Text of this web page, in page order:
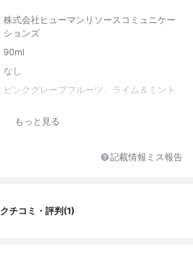
株式会社ヒューマンリソースコミュニケー
ションズ
90ml
なし
ピンクグレープフルーツ、ライム＆ミント
なし
DPG、トリ(カプリル酸／カプリン酸)グリ
ク花エキス、ローズマリー油、セイヨウニ
もっと見る
記載情報ミス報告
クチコミ・評判(1)